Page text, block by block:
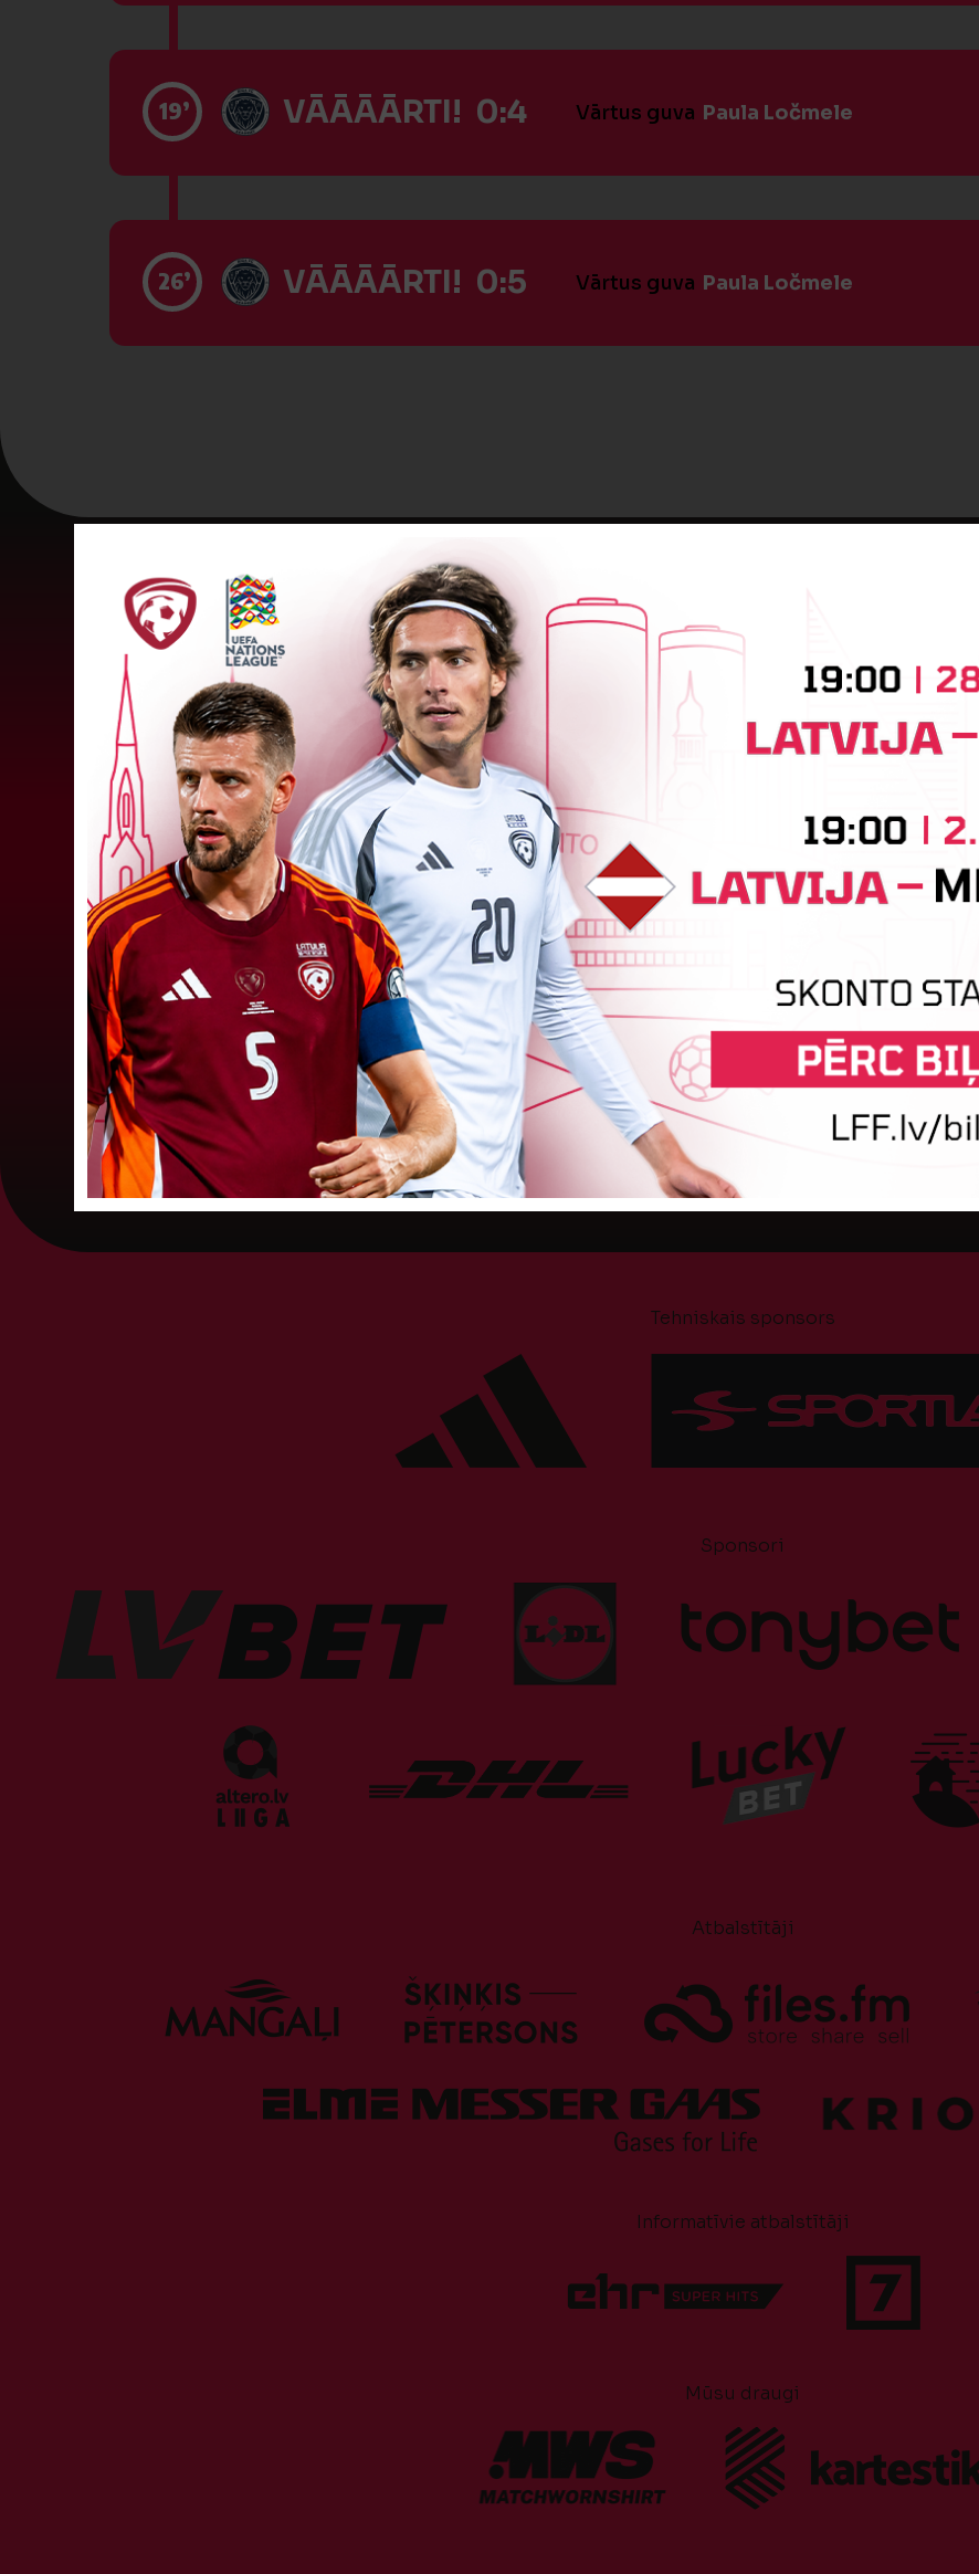
19’ VĀĀĀĀRTI! 0:4 Vārtus guva Paula Ločmele
26’ VĀĀĀĀRTI! 0:5 Vārtus guva Paula Ločmele
Jaunākās ziņas
"Riga FC Women" liek kārtīgi
pasvīst dānietēm
Latvijas čempions sieviešu futbolā "Riga FC
Women" trešdien aizvadīja UEFA Čempionu līgas
kvalifikācijas otrās kārtas pusfināla spēli Dānijā
pret "HB Køge". Cīņā pret...
05. augusts 2026.
FK "Auda" pie eirokausu galda
turpina baudīt desertus
Otrdien Latvijas klubs FK "Auda" aizvadīja UEFA
Konferences līgas kvalifikācijas trešās kārtas
pirmo spēli, savu skatītāju priekšā "Skonto"
stadionā Rīgā ar 1:0 uzveica...
Tehniskais sponsors
Sponsori
Atbalstītāji
Informatīvie atbalstītāji
Mūsu draugi